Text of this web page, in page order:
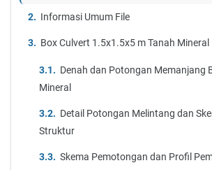
Informasi Umum File
Box Culvert 1.5x1.5x5 m Tanah Mineral
Denah dan Potongan Memanjang
Mineral
Detail Potongan Melintang dan
Struktur
Skema Pemotongan dan Profil